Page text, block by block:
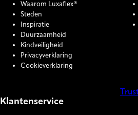
Waarom Luxaflex®
Steden
Inspiratie
Duurzaamheid
Kindveiligheid
Privacyverklaring
Cookieverklaring
Klantenservice